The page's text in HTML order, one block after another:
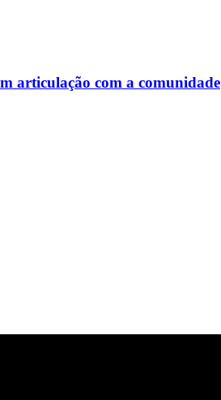
articulação com a comunidade